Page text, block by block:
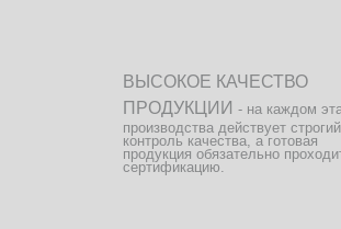
ВЫСОКОЕ КАЧЕСТВО
ПРОДУКЦИИ - на каждом
производства действует строгий
контроль качества, а готовая
продукция обязательно
сертификацию.